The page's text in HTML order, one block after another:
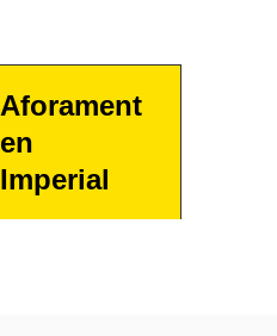
Aforament
en
Imperial